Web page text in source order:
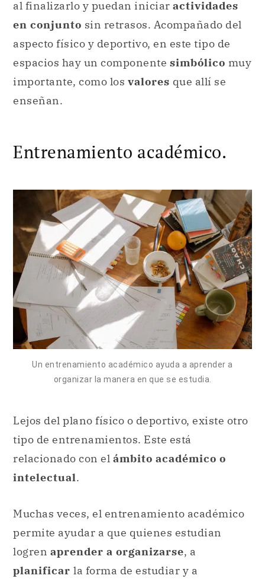
al finalizarlo y puedan iniciar actividades
en conjunto sin retrasos. Acompañado del
aspecto físico y deportivo, en este tipo de
espacios hay un componente simbólico muy
importante, como los valores que allí se
enseñan.
Entrenamiento académico.
Un entrenamiento académico ayuda a aprender a
organizar la manera en que se estudia.
Lejos del plano físico o deportivo, existe otro
tipo de entrenamientos. Este está
relacionado con el ámbito académico o
intelectual.
Muchas veces, el entrenamiento académico
permite ayudar a que quienes estudian
logren aprender a organizarse, a
planificar la forma de estudiar y a